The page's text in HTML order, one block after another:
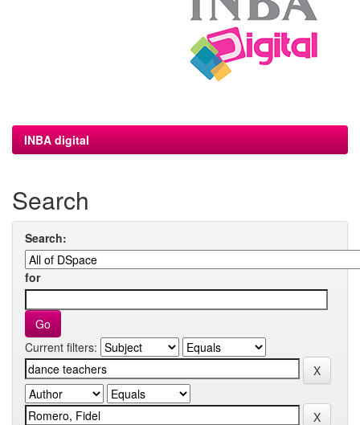
INBA digital
Search
Search:
for
Current filters: